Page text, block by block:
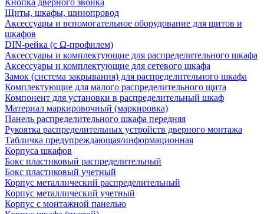
Кнопка дверного звонка
Щиты, шкафы, шинопровод
Аксессуары и вспомогательное оборудование для щитов и
шкафов
DIN-рейка (с Ω-профилем)
Аксессуары и комплектующие для распределительного шкафа
Аксессуары и комплектующие для сетевого шкафа
Замок (система закрывания) для распределительного шкафа
Комплектующие для малого распределительного щита
Компонент для установки в распределительный шкаф
Материал маркировочный (маркировка)
Панель распределительного шкафа передняя
Рукоятка распределительных устройств дверного монтажа
Табличка предупреждающая/информационная
Корпуса шкафов
Бокс пластиковый распределительный
Бокс пластиковый учетный
Корпус металлический распределительный
Корпус металлический учетный
Корпус с монтажной панелью